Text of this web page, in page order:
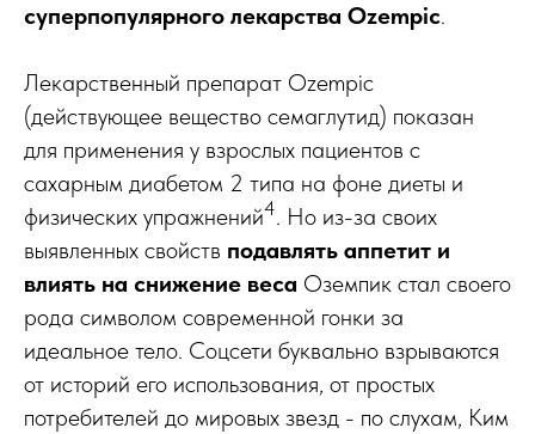
суперпопулярного лекарства Ozempic.
Лекарственный препарат Ozempic
(действующее вещество семаглутид) показан
для применения у взрослых пациентов с
сахарным диабетом 2 типа на фоне диеты и
физических упражнений4. Но из-за своих
выявленных свойств подавлять аппетит и
влиять на снижение веса Оземпик стал своего
рода символом современной гонки за
идеальное тело. Соцсети буквально взрываются
от историй его использования, от простых
потребителей до мировых звезд - по слухам, Ким